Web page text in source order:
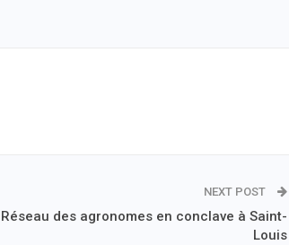
NEXT POST
des agronomes en conclave à Saint-
Louis